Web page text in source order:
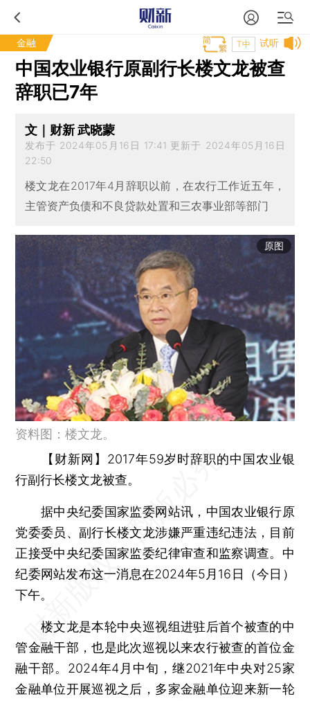
金融 试听
T中
中国农业银行原副行长楼文龙被查
辞职已7年
文｜财新 武晓蒙
发布于 2024年05月16日 17:41 更新于 2024年05月16日
22:50
楼文龙在2017年4月辞职以前，在农行工作近五年，
主管资产负债和不良贷款处置和三农事业部等部门
原图
资料图：楼文龙。
【财新网】 2017年59岁时辞职的中国农业银
行副行长楼文龙被查。
据中央纪委国家监委网站讯，中国农业银行原
党委委员、副行长楼文龙涉嫌严重违纪违法，目前
正接受中央纪委国家监委纪律审查和监察调查。中
纪委网站发布这一消息在2024年5月16日（今日）
下午。
楼文龙是本轮中央巡视组进驻后首个被查的中
管金融干部，也是此次巡视以来农行被查的首位金
融干部。2024年4月中旬，继2021年中央对25家
金融单位开展巡视之后，多家金融单位迎来新一轮